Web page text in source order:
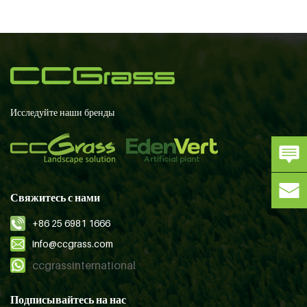
Исследуйте наши бренды
Свяжитесь с нами
+86 25 6981 1666
info@ccgrass.com
ccgrassinternational
Подписывайтесь на нас